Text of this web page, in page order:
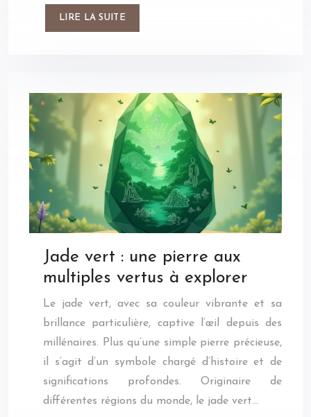
LIRE LA SUITE
Jade vert : une pierre aux
multiples vertus à explorer
Le jade vert, avec sa couleur vibrante et sa
brillance particulière, captive l’œil depuis des
millénaires. Plus qu’une simple pierre précieuse,
il s’agit d’un symbole chargé d’histoire et de
significations profondes. Originaire de
différentes régions du monde, le jade vert…